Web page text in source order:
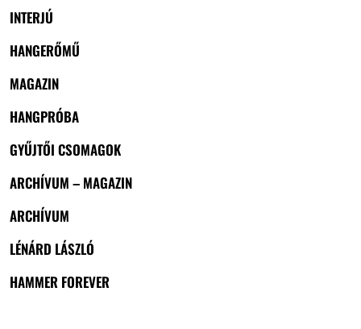
INTERJÚ
HANGERŐMŰ
MAGAZIN
HANGPRÓBA
GYŰJTŐI CSOMAGOK
ARCHÍVUM – MAGAZIN
ARCHÍVUM
LÉNÁRD LÁSZLÓ
HAMMER FOREVER